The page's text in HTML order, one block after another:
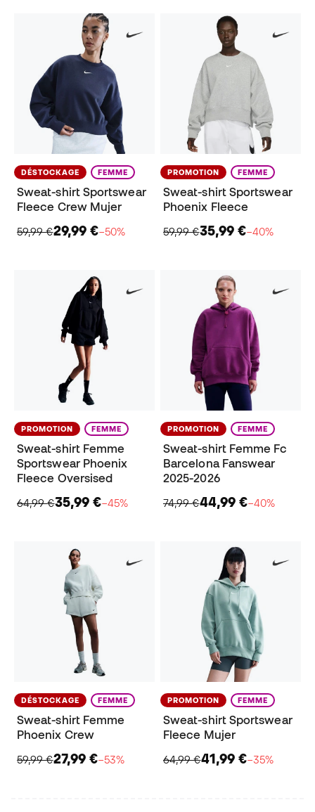
DÉSTOCKAGE FEMME
Sweat-shirt Sportswear
Fleece Crew Mujer
59,99 €29,99 €−50%
PROMOTION FEMME
Sweat-shirt Sportswear
Phoenix Fleece
59,99 €35,99 €−40%
PROMOTION FEMME
Sweat-shirt Femme
Sportswear Phoenix
Fleece Oversised
64,99 €35,99 €−45%
PROMOTION FEMME
Sweat-shirt Femme Fc
Barcelona Fanswear
2025-2026
74,99 €44,99 €−40%
DÉSTOCKAGE FEMME
Sweat-shirt Femme
Phoenix Crew
59,99 €27,99 €−53%
PROMOTION FEMME
Sweat-shirt Sportswear
Fleece Mujer
64,99 €41,99 €−35%